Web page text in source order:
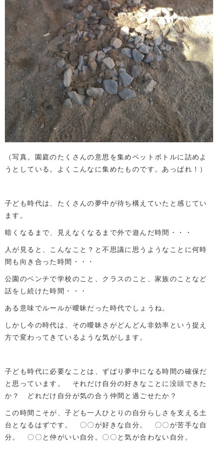
（写真。園庭のたくさんの意思を集めペットボトルに詰めよ
うとしている。よくこんなに集めたものです。あっぱれ！）
子ども時代は、たくさんの夢中が待ち構えていたと感じてい
ます。
暗くなるまで、見えなくなるまで外で遊んだ時間・・・
人が見ると、こんなこと？と不思議に思うようなことに何時
間も向き合った時間・・・
公園のベンチで学校のこと、クラスのこと、家族のことなど
話をし続けた時間・・・
ある意味でルールが曖昧だった時代でしょうね。
しかし今の時代は、その曖昧さがどんどん非効率という捉え
方で変わってきているような気がします。
子ども時代に必要なことは、ずばり夢中になる時間の確保だ
と思っています。 それだけ自分の好きなことに没頭できた
か？ どれだけ自分が気の合う仲間と過ごせたか？
この時間こそが、子ども一人ひとりの自分らしさを支える土
台となるはずです。 〇〇が好きな自分。 〇〇が苦手な自
分。 〇〇と仲がいい自分。〇〇と気が合わない自分。